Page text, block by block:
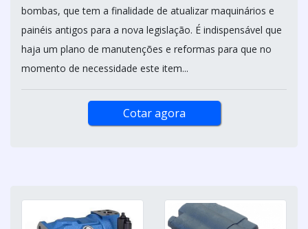
bombas, que tem a finalidade de atualizar maquinários e
painéis antigos para a nova legislação. É indispensável que
haja um plano de manutenções e reformas para que no
momento de necessidade este item...
Cotar agora